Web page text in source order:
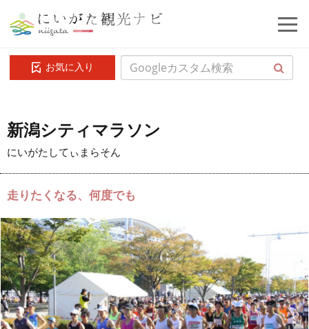
お気に入り
新潟シティマラソン
にいがたしてぃまらそん
走りたくなる、何度でも